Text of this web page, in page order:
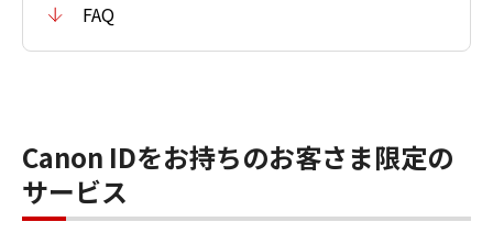
FAQ
Canon IDをお持ちのお客さま限定の
サービス